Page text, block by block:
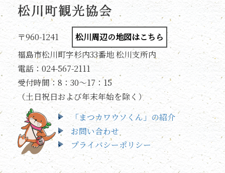
〒960-1241
松川周辺の地図はこちら
福島市松川町字杉内33番地 松川支所内
電話：024-567-2111
受付時間：8：30～17：15
（土日祝日および年末年始を除く）
「まつカワウソくん」の紹介
お問い合わせ
プライバシーポリシー